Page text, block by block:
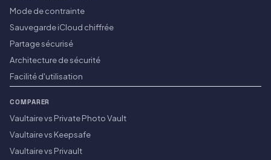
Mode de contrainte
Sauvegarde iCloud chiffrée
Partage sécurisé
Architecture de sécurité
Facilité d'utilisation
COMPARER
Vaultaire vs Private Photo Vault
Vaultaire vs Keepsafe
Vaultaire vs Privault